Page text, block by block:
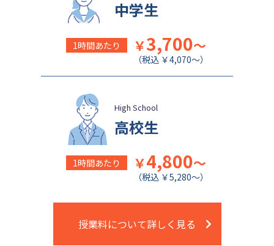
中学生
1時間あたり ￥3,700～
（税込 ￥4,070～）
High School
高校生
1時間あたり ￥4,800～
（税込 ￥5,280～）
授業料について詳しく見る